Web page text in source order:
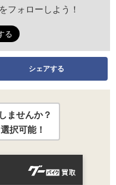
をフォローしよう！
シェアする
ませんか？
択可能！